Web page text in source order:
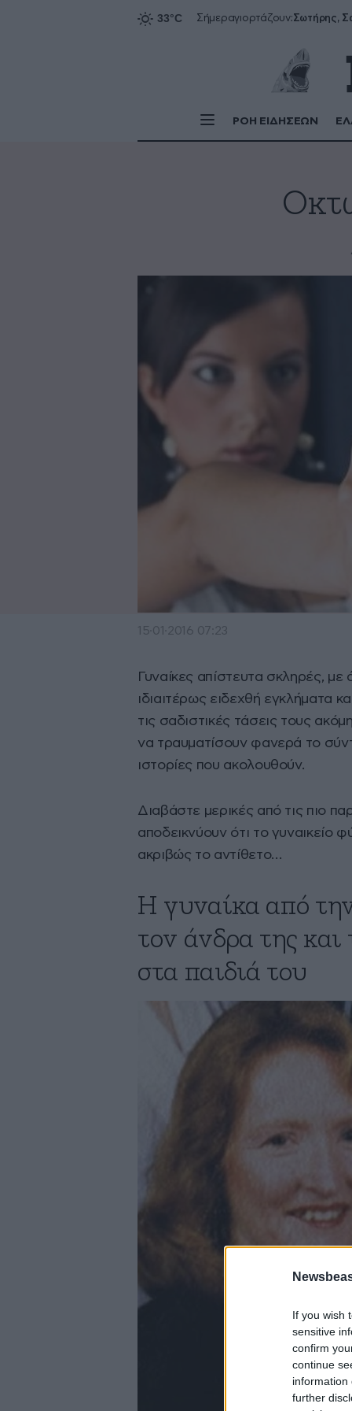
If you wish
sensitive
confirm
continue
information
further
Σήμεραγιορτάζουν:
ΡΟΗ ΕΙΔΗΣΕΩΝ
15·01·2016 07:23
Γυναίκες απίστευτα σκληρές,
ιδιαιτέρως ειδεχθή εγκλήματα
τις σαδιστικές τάσεις τους
να τραυματίσουν φανερά το
ιστορίες που ακολουθούν.
Διαβάστε μερικές από τις πιο
αποδεικνύουν ότι το γυναικείο
ακριβώς το αντίθετο…
Η γυναίκα από
τον άνδρα της και
στα παιδιά του